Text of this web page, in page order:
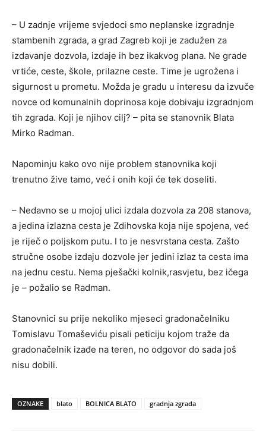
– U zadnje vrijeme svjedoci smo neplanske izgradnje
stambenih zgrada, a grad Zagreb koji je zadužen za
izdavanje dozvola, izdaje ih bez ikakvog plana. Ne grade
vrtiće, ceste, škole, prilazne ceste. Time je ugrožena i
sigurnost u prometu. Možda je gradu u interesu da izvuče
novce od komunalnih doprinosa koje dobivaju izgradnjom
tih zgrada. Koji je njihov cilj? – pita se stanovnik Blata
Mirko Radman.
Napominju kako ovo nije problem stanovnika koji
trenutno žive tamo, već i onih koji će tek doseliti.
– Nedavno se u mojoj ulici izdala dozvola za 208 stanova,
a jedina izlazna cesta je Zdihovska koja nije spojena, već
je riječ o poljskom putu. I to je nesvrstana cesta. Zašto
stručne osobe izdaju dozvole jer jedini izlaz ta cesta ima
na jednu cestu. Nema pješački kolnik,rasvjetu, bez ičega
je – požalio se Radman.
Stanovnici su prije nekoliko mjeseci gradonačelniku
Tomislavu Tomaševiću pisali peticiju kojom traže da
gradonačelnik izađe na teren, no odgovor do sada još
nisu dobili.
OZNAKE blato BOLNICA BLATO gradnja zgrada